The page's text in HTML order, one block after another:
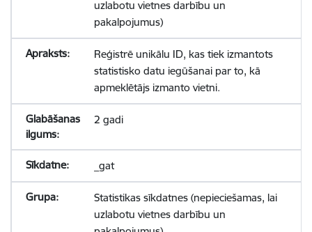
uzlabotu vietnes darbību un
pakalpojumus)
Reģistrē unikālu ID, kas tiek izmantots
statistisko datu iegūšanai par to, kā
apmeklētājs izmanto vietni.
2 gadi
_gat
Statistikas sīkdatnes (nepieciešamas, lai
uzlabotu vietnes darbību un